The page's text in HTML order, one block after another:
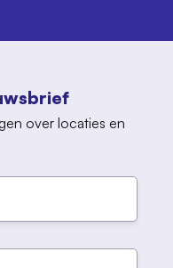
over locaties en